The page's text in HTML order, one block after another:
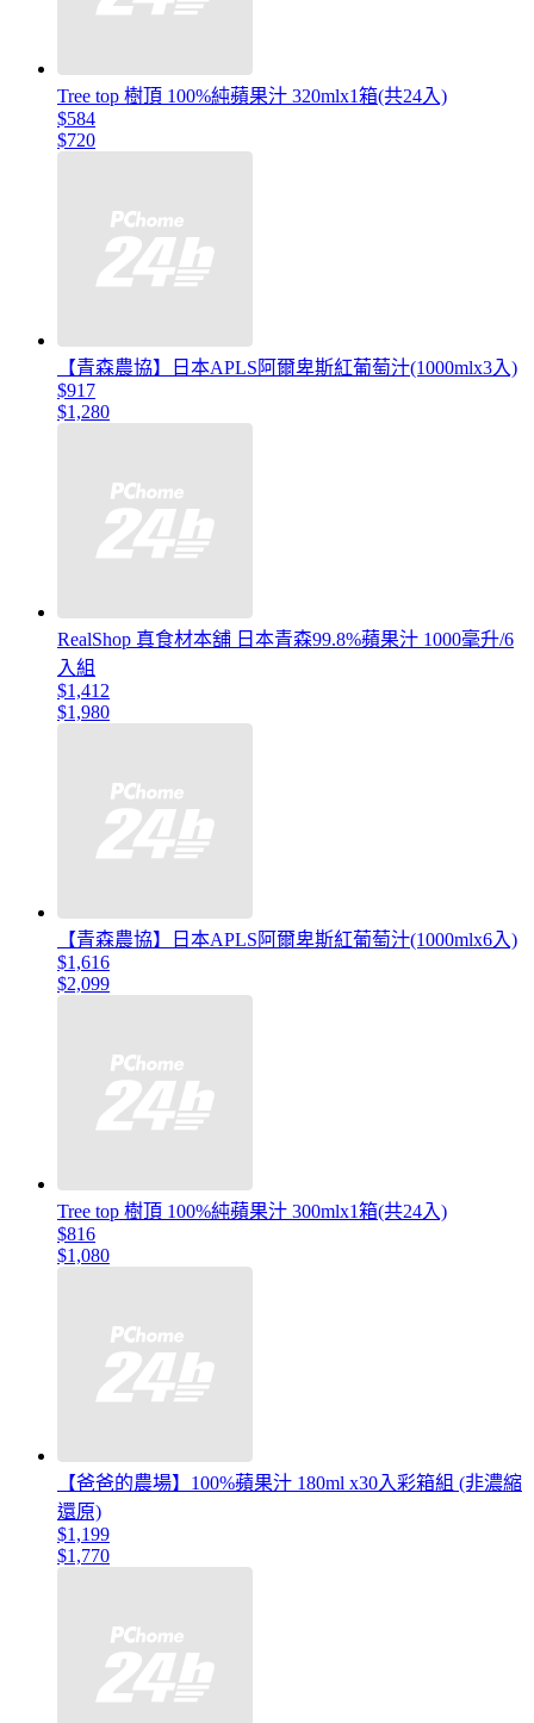
Tree top 樹頂 100%純蘋果汁 320mlx1箱(共24入)
$584
$720
【青森農協】日本APLS阿爾卑斯紅葡萄汁(1000mlx3入)
$917
$1,280
RealShop 真食材本舖 日本青森99.8%蘋果汁 1000毫升/6
入組
$1,412
$1,980
【青森農協】日本APLS阿爾卑斯紅葡萄汁(1000mlx6入)
$1,616
$2,099
Tree top 樹頂 100%純蘋果汁 300mlx1箱(共24入)
$816
$1,080
【爸爸的農場】100%蘋果汁 180ml x30入彩箱組 (非濃縮
還原)
$1,199
$1,770